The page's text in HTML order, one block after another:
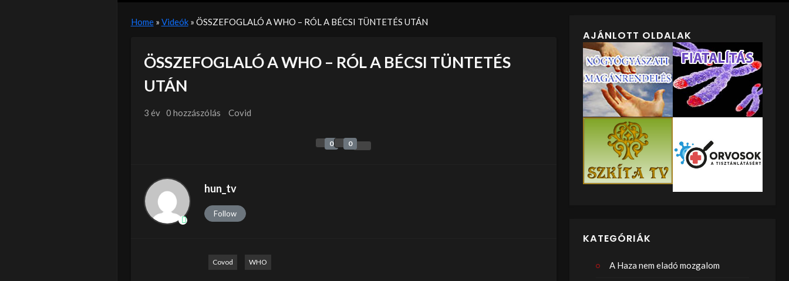
Home» Videók» ÖSSZEFOGLALÓ A WHO – RÓL A BÉCSI TÜNTETÉS UTÁN
ÖSSZEFOGLALÓ A WHO – RÓL A BÉCSI TÜNTETÉS
UTÁN
3 év 0 hozzászólás Covid
0 0
hun_tv
Follow
Covod WHO
AJÁNLOTT OLDALAK
KATEGÓRIÁK
A Haza nem eladó mozgalom